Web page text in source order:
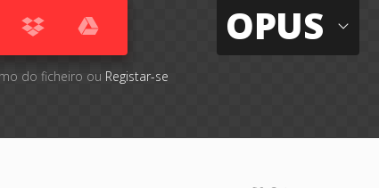
do ficheiro ou Registar-se
OPUS